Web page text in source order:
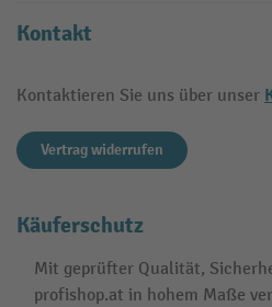
Kontakt
Kontaktieren Sie uns über unser
Vertrag widerrufen
Käuferschutz
Mit geprüfter Qualität,
profishop.at in hohem Maße